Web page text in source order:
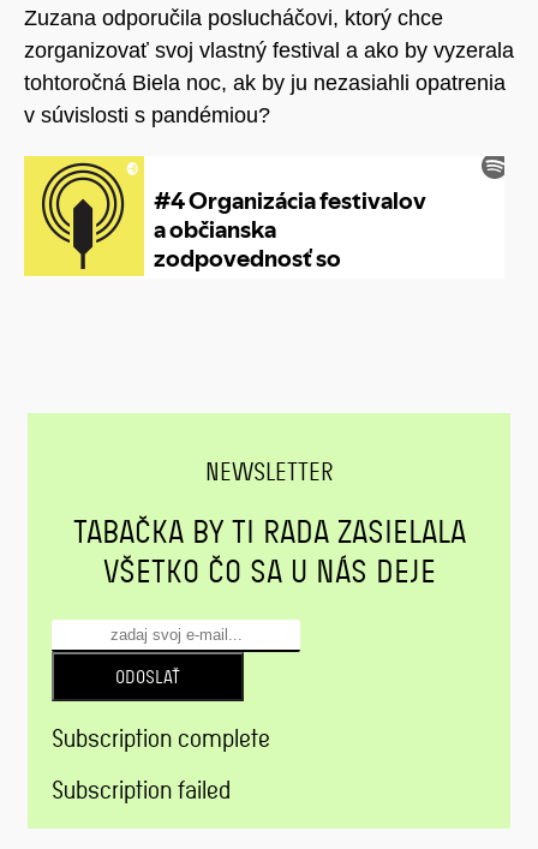
Zuzana odporučila poslucháčovi, ktorý chce
zorganizovať svoj vlastný festival a ako by vyzerala
tohtoročná Biela noc, ak by ju nezasiahli opatrenia
v súvislosti s pandémiou?
NEWSLETTER
TABAČKA BY TI RADA ZASIELALA
VŠETKO ČO SA U NÁS DEJE
ODOSLAŤ
Subscription complete
Subscription failed